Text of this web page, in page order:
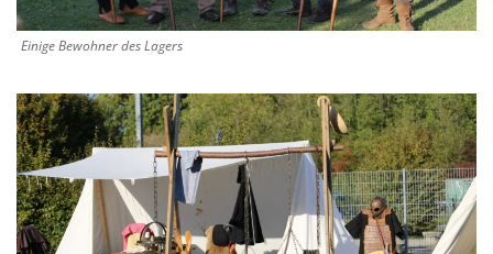
Einige Bewohner des Lagers